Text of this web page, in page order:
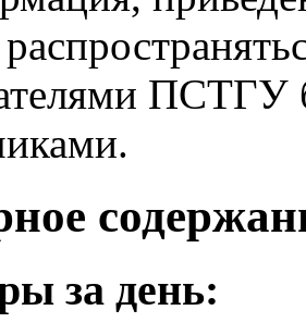
ПСТГУ
за день: